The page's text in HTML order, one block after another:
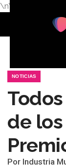
\n\n
NOTICIAS
de
Por Industria